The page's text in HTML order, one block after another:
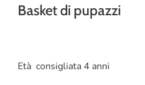
Basket di pupazzi
Età consigliata 4 anni